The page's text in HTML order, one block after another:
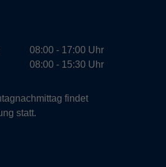
08:00 - 17:00 Uhr
08:00 - 15:30 Uhr
findet
statt.